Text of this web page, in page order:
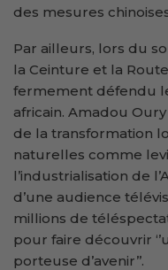
des mesures
Par ailleurs, lors du
la Ceinture et la
fermement défendu
africain. Amadou Oury
de la transformation
naturelles comme
l’industrialisation de
d’une audience
millions de
pour faire découvrir
porteuse d’avenir’’.